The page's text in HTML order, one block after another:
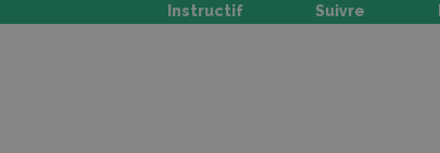
Instructif Suivre